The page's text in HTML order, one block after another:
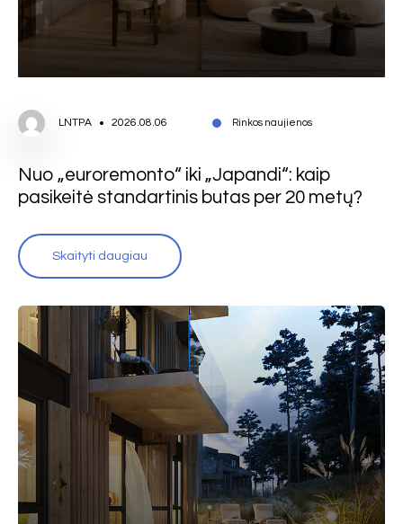
LNTPA 2026.08.06 Rinkos naujienos
Nuo „euroremonto“ iki „Japandi“: kaip
pasikeitė standartinis butas per 20 metų?
Skaityti daugiau